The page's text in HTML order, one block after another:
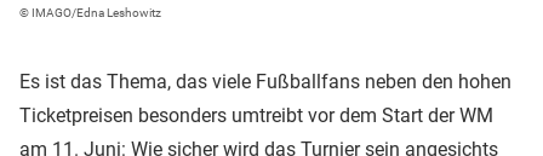
© IMAGO/Edna Leshowitz
Es ist das Thema, das viele Fußballfans neben den hohen
Ticketpreisen besonders umtreibt vor dem Start der WM
am 11. Juni: Wie sicher wird das Turnier sein angesichts